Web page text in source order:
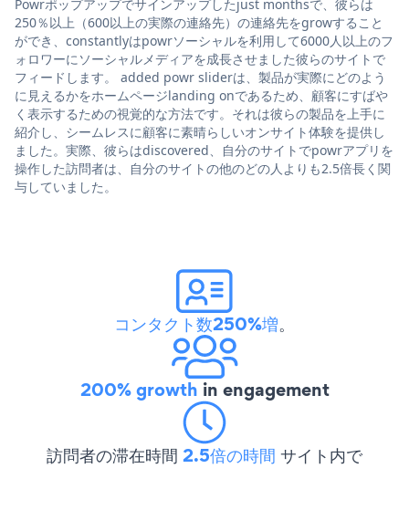
Powrポップアップでサインアップしたjust monthsで、彼らは
250％以上（600以上の実際の連絡先）の連絡先をgrowすること
ができ、constantlyはpowrソーシャルを利用して6000人以上のフ
ォロワーにソーシャルメディアを成長させました彼らのサイトで
フィードします。 added powr sliderは、製品が実際にどのよう
に見えるかをホームページlanding onであるため、顧客にすばや
く表示するための視覚的な方法です。それは彼らの製品を上手に
紹介し、シームレスに顧客に素晴らしいオンサイト体験を提供し
ました。実際、彼らはdiscovered、自分のサイトでpowrアプリを
操作した訪問者は、自分のサイトの他のどの人よりも2.5倍長く関
与していました。
コンタクト数250%増。
200% growth in engagement
訪問者の滞在時間 2.5倍の時間 サイト内で